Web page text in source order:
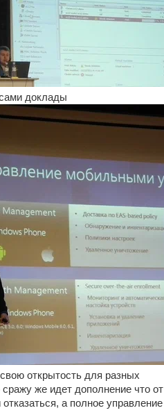
доклады
открытость для разных
же идет дополнение что от
а полное управление